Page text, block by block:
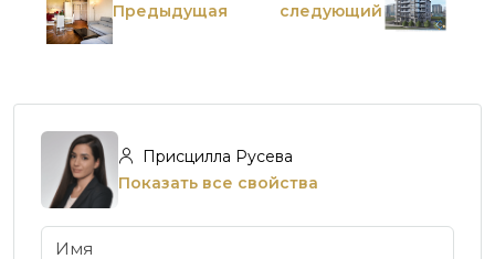
Предыдущая следующий
Присцилла Русева
Показать все свойства